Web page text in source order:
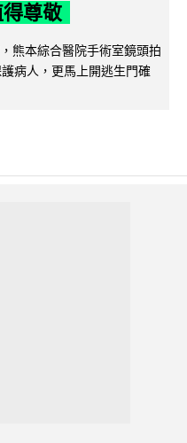
尊敬
熊本綜合醫院手術室鏡頭拍
病人，更馬上開逃生門確